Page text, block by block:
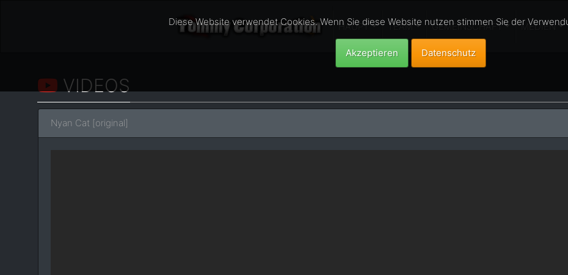
HAUPT TEAM GEMEINSCHAFT MEDIEN
VIDEOS
Nyan Cat [original]
Diese Website verwendet Cookies. Wenn Sie diese Website nutzen stimmen Sie der
Akzeptieren Datenschutz